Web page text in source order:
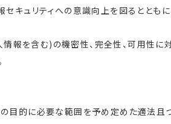
ュリティへの意識向上を図るとともに
報を含む)の機密性、完全性、可用性
目的に必要な範囲を予め定めた適法且